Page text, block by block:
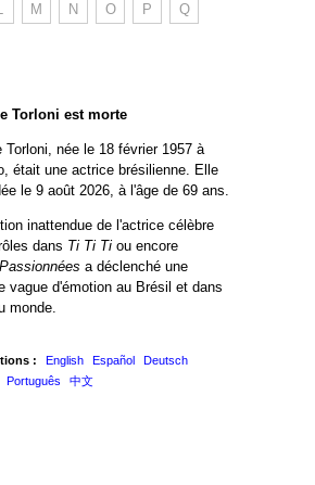
M N O P Q
Torloni est morte
Torloni, née le 18 février 1957 à
était une actrice brésilienne. Elle
le 9 août 2026, à l'âge de 69 ans.
inattendue de l'actrice célèbre
dans Ti Ti Ti ou encore
a déclenché une
vague d'émotion au Brésil et dans
monde.
: English Español
Deutsch
Português 中文